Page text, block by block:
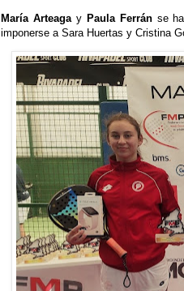
María Arteagay Paula Ferránse
imponerse a Sara Huertas y Cristina